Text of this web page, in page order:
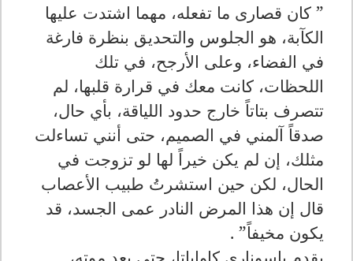
” كان قصارى ما تفعله، مهما اشتدت عليها
الكآبة، هو الجلوس والتحديق بنظرة فارغة
في الفضاء، وعلى الأرجح، في تلك
اللحظات، كانت معك في قرارة قلبها، لم
تتصرف بتاتاً خارج حدود اللياقة، بأي حال،
صدقاً آلمني في الصميم، حتى أنني تساءلت
مثلك، إن لم يكن خيراً لها لو تزوجت في
الحال، لكن حين استشرتُ طبيب الأعصاب
قال إن هذا المرض النادر عمى الجسد، قد
يكون مخيفاً” .